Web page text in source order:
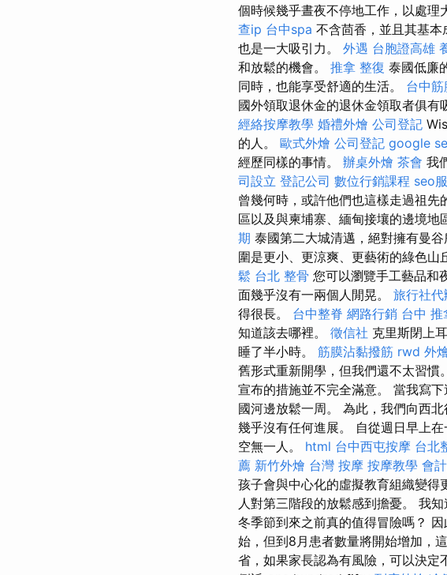
個時候幾乎晝夜不停地工作，以處理
查ip 台中spa 不含茴香，並且其基
也是一大吸引力。 外遇 台胞證高雄
和放鬆的機會。 推拿 整復 泰國低廉
同時，也能享受舒適的生活。 台中
國外領取退休金的退休金領取者俱有
經絡按摩教學 婚禮外燴 公司登記
的人。 歐式外燴 公司登記 google
經歷同樣的事情。 辦桌外燴 茶會 我
司設立 登記公司 數位行銷課程 seo
曾幾何時，或許他們也這樣走過祖
區以及與柬埔寨、緬甸接壤的邊境地
期 泰國第二大城清邁，絕對擁有曼谷
圍是更小、更涼爽、更藝術的綠色山
鬆 台北 整骨 您可以瀏覽手工藝品和
面幾乎沒有一兩個人閒晃。 旅行社代
得很長。 台中整脊 網路行銷 台中 推
知道該去哪裡。 徵信社 克里斯閉上
睡了半小時。 筋膜沾黏撥筋 rwd 外
舊形式重新開學，但我們還不太習
宣布的措施並不完全滿意。 當我寫
國河邊放鬆一周。 為此，我們向西
幾乎沒有任何進展。 自從週日早上
空無一人。 html 台中西屯按摩 台北
薦 新竹外燴 台灣 按摩 按摩教學 會
孩子會與中心化的虛擬教育組織變
人對第三階段的放鬆感到擔憂。 我
冬季節到來之前真的值得冒險嗎？
始，但到8月患者數量將開始增加，
省，如果家長認為有風險，可以決